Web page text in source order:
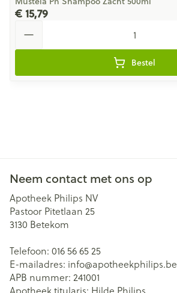
€ 15,79
Bestel
Neem contact met ons op
Apotheek Philips NV
Pastoor Pitetlaan 25
3130 Betekom
Telefoon: 016 56 65 25
E-mailadres: info@apotheekphilips.be
APB nummer: 241001